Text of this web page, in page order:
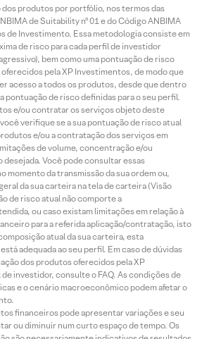
produtos por portfólio, nos termos das
de Suitability nº 01 e do Código ANBIMA
de Investimento. Essa metodologia consiste em
de risco para cada perfil de investidor
bem como uma pontuação de risco
pela XP Investimentos, de modo que
acesso a todos os produtos, desde que dentro
pontuação de risco definidas para o seu perfil.
e/ou contratar os serviços objeto deste
verifique se a sua pontuação de risco atual
e/ou a contratação dos serviços em
de volume, concentração e/ou
desejada. Você pode consultar essas
momento da transmissão da sua ordem ou,
da sua carteira na tela de carteira (Visão
de risco atual não comporte a
ou caso existam limitações em relação à
para a referida aplicação/contratação, isto
atual da sua carteira, esta
adequada ao seu perfil. Em caso de dúvidas
dos produtos oferecidos pela XP
investidor, consulte o FAQ. As condições de
e o cenário macroeconômico podem afetar o
financeiros pode apresentar variações e seu
ou diminuir num curto espaço de tempo. Os